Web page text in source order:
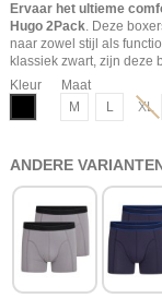
Ervaar het ultieme
Hugo 2Pack. Deze
naar zowel stijl als
klassiek zwart, zijn deze
Kleur
Maat
M
L XL
ANDERE VARIANTEN